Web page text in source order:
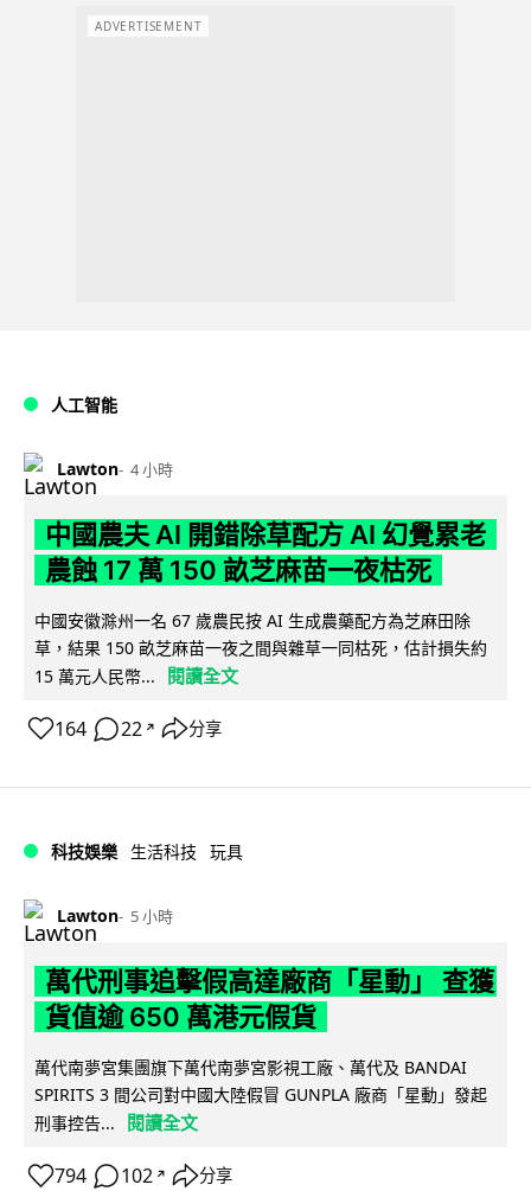
ADVERTISEMENT
人工智能
Lawton 4 小時
中國農夫 AI 開錯除草配方 AI 幻覺累老
農蝕 17 萬 150 畝芝麻苗一夜枯死
中國安徽滁州一名 67 歲農民按 AI 生成農藥配方為芝麻田除
草，結果 150 畝芝麻苗一夜之間與雜草一同枯死，估計損失約
15 萬元人民幣...
閱讀全文
164 22 ↗ 分享
科技娛樂 生活科技 玩具
Lawton 5 小時
萬代刑事追擊假高達廠商「星動」 查獲
貨值逾 650 萬港元假貨
萬代南夢宮集團旗下萬代南夢宮影視工廠、萬代及 BANDAI
SPIRITS 3 間公司對中國大陸假冒 GUNPLA 廠商「星動」發起
刑事控告...
閱讀全文
794 102 ↗ 分享